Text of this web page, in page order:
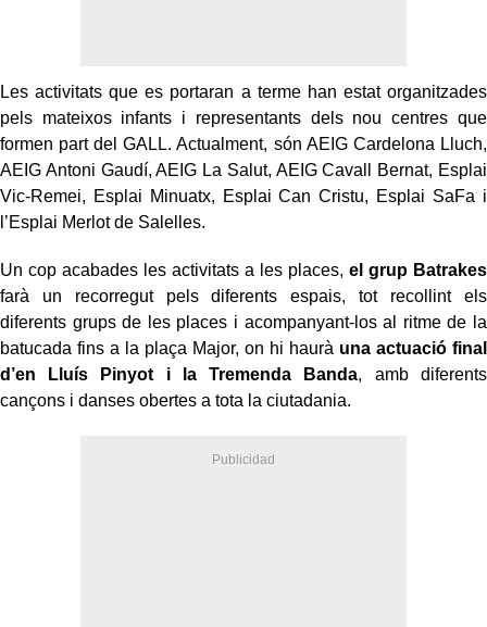
Les activitats que es portaran a terme han estat organitzades
pels mateixos infants i representants dels nou centres que
formen part del GALL. Actualment, són AEIG Cardelona Lluch,
AEIG Antoni Gaudí, AEIG La Salut, AEIG Cavall Bernat, Esplai
Vic-Remei, Esplai Minuatx, Esplai Can Cristu, Esplai SaFa i
l’Esplai Merlot de Salelles.
Un cop acabades les activitats a les places, el grup Batrakes
farà un recorregut pels diferents espais, tot recollint els
diferents grups de les places i acompanyant-los al ritme de la
batucada fins a la plaça Major, on hi haurà una actuació final
d’en Lluís Pinyot i la Tremenda Banda, amb diferents
cançons i danses obertes a tota la ciutadania.